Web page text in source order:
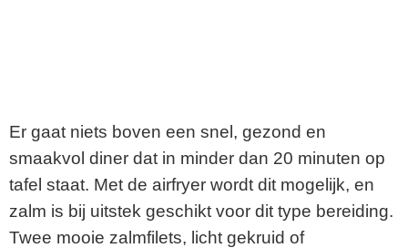
Er gaat niets boven een snel, gezond en
smaakvol diner dat in minder dan 20 minuten op
tafel staat. Met de airfryer wordt dit mogelijk, en
zalm is bij uitstek geschikt voor dit type bereiding.
Twee mooie zalmfilets, licht gekruid of